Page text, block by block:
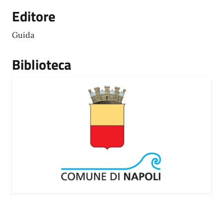
Editore
Guida
Biblioteca